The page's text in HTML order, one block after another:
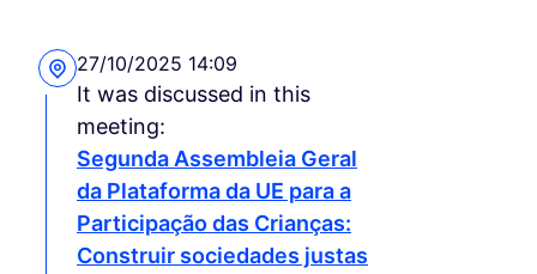
27/10/2025 14:09
It was discussed in this
meeting:
Segunda Assembleia Geral
da Plataforma da UE para a
Participação das Crianças:
Construir sociedades justas